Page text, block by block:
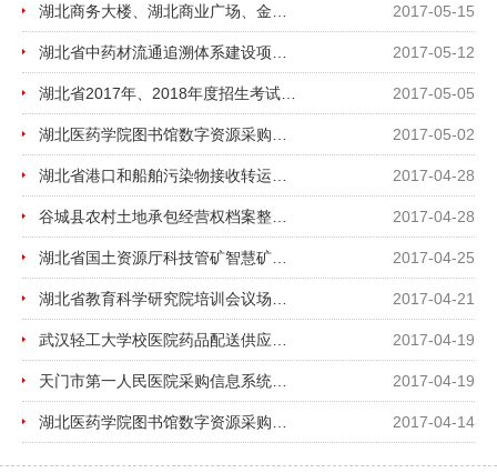
2017-05-15
2017-05-12
2017-05-05
2017-05-02
2017-04-28
2017-04-28
2017-04-25
2017-04-21
2017-04-19
2017-04-19
2017-04-14